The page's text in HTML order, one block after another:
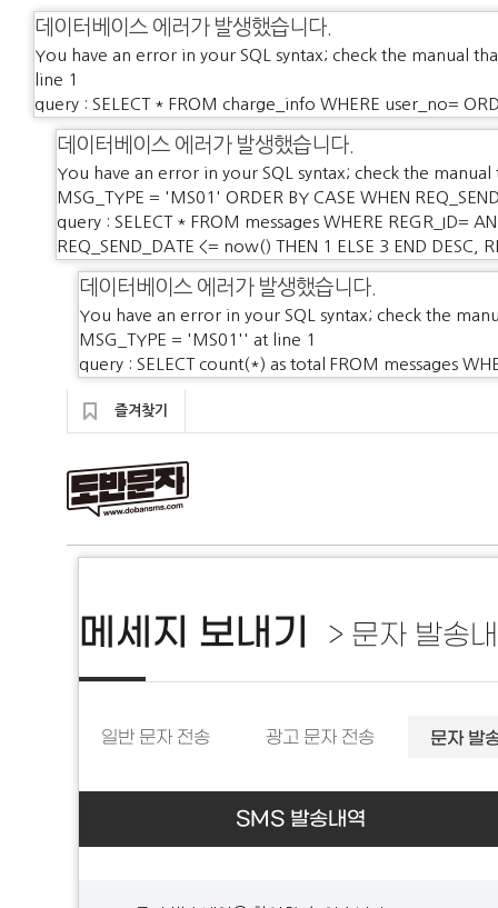
데이터베이스 에러가 발생했습니다.
You have an error in your SQL syntax; check the manual
line 1
query : SELECT * FROM charge_info WHERE user_no=
데이터베이스 에러가 발생했습니다.
You have an error in your SQL syntax; check the
MSG_TYPE = 'MS01' ORDER BY CASE WHEN
query : SELECT * FROM messages WHERE REGR_ID=
REQ_SEND_DATE <= now() THEN 1 ELSE 3 END DESC,
데이터베이스 에러가 발생했습니다.
You have an error in your SQL syntax; check the
MSG_TYPE = 'MS01'' at line 1
query : SELECT count(*) as total FROM messages
즐겨찾기
메세지 보내기 > 문자 발송
일반 문자 전송 광고 문자 전송 문자 발
SMS 발송내역